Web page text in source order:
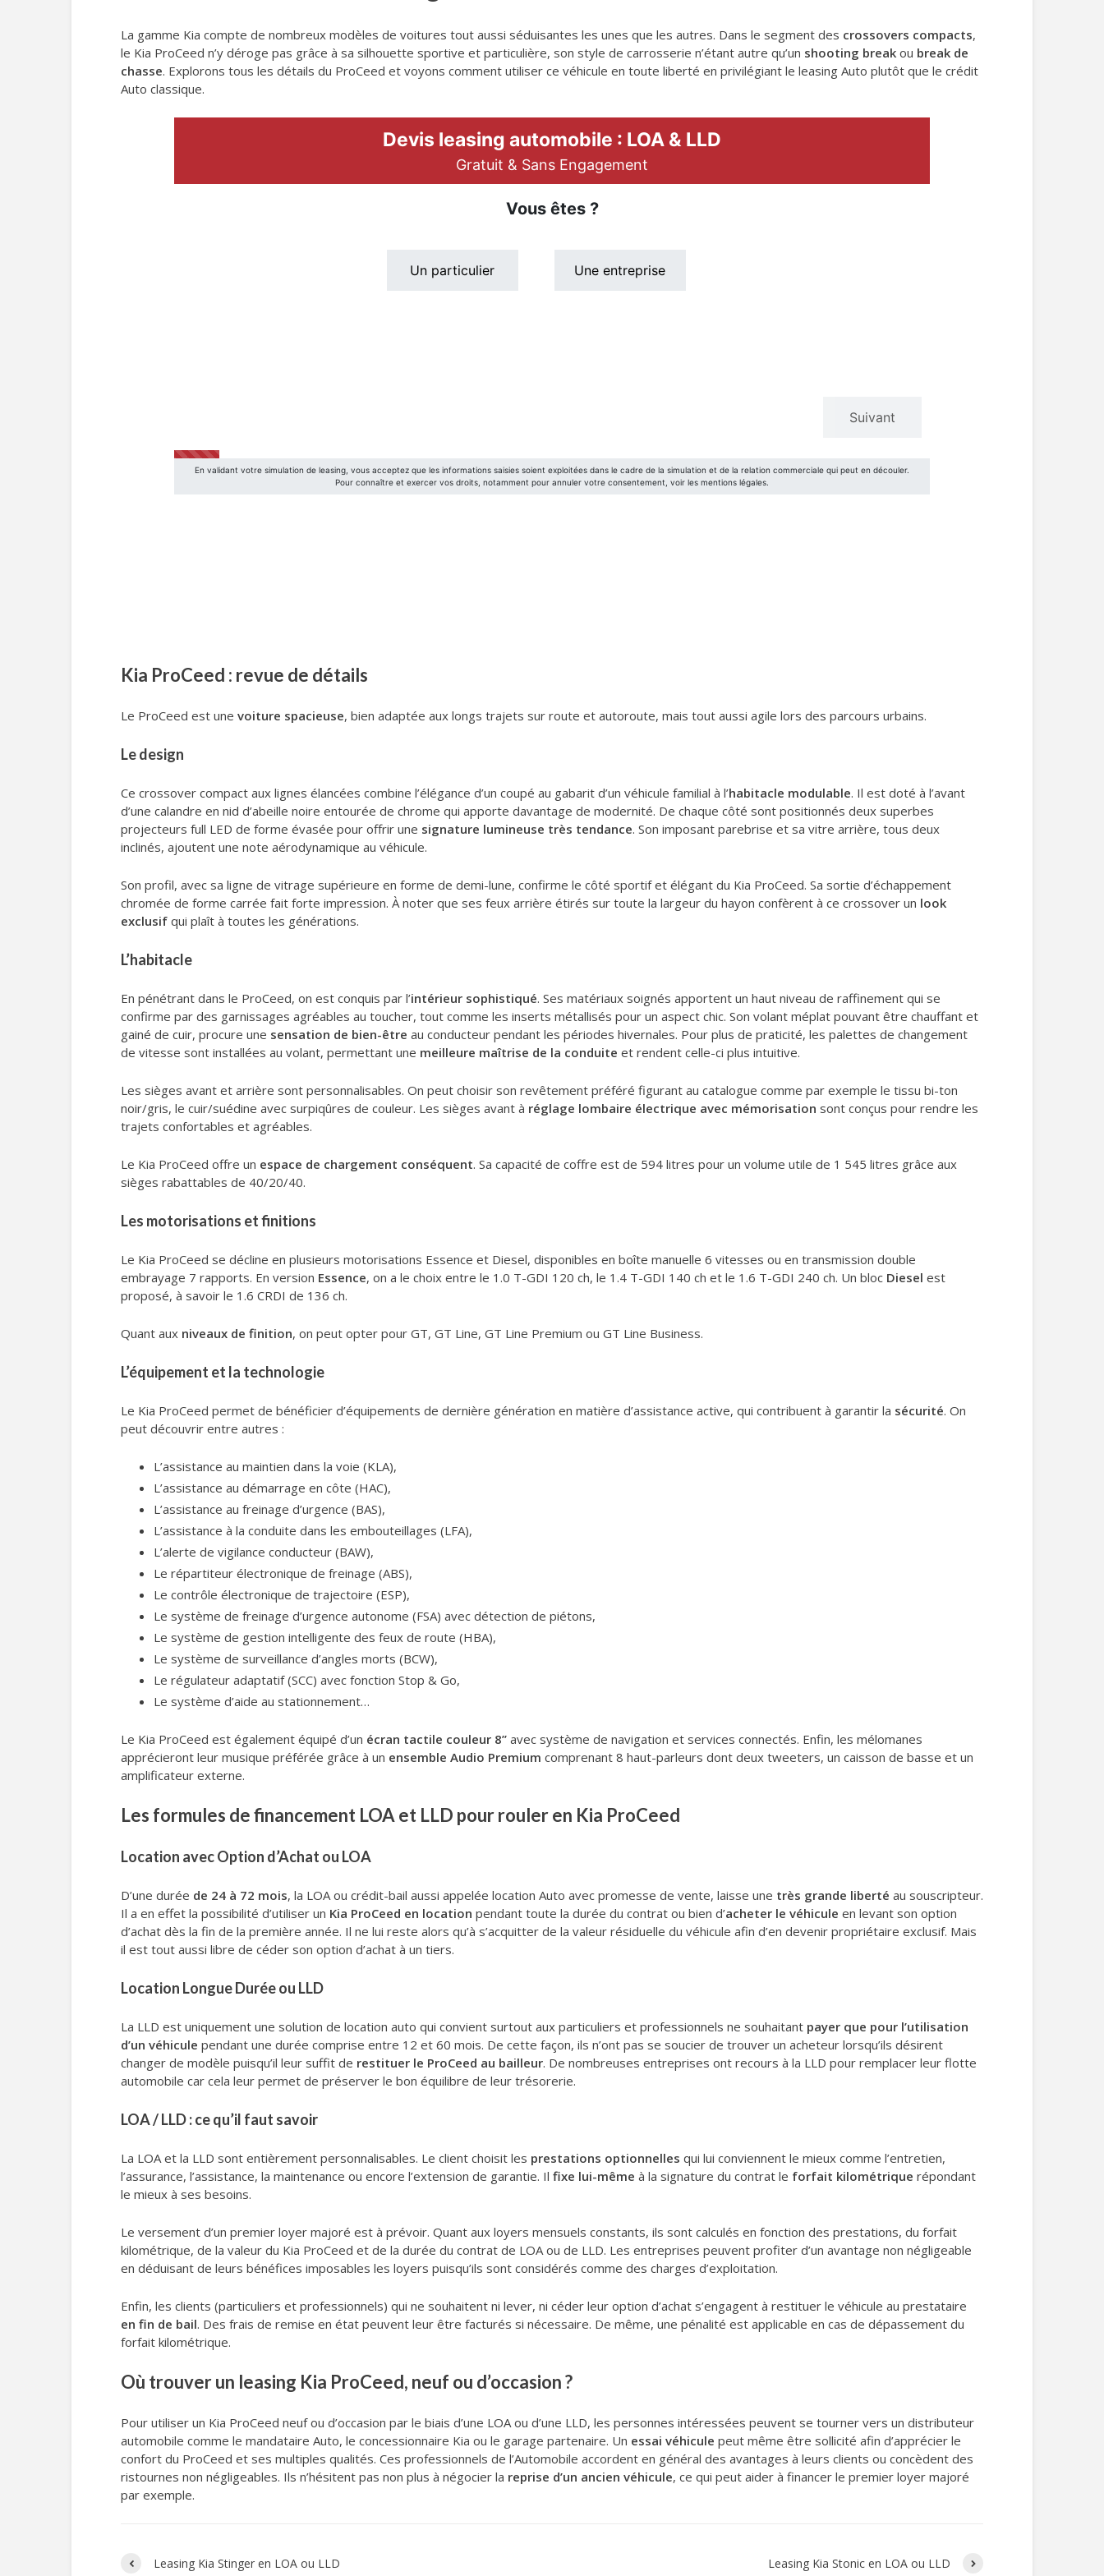
La gamme Kia compte de nombreux modèles de voitures tout aussi séduisantes les unes que les autres. Dans le segment des crossovers compacts,
le Kia ProCeed n’y déroge pas grâce à sa silhouette sportive et particulière, son style de carrosserie n’étant autre qu’un shooting break ou break de
chasse. Explorons tous les détails du ProCeed et voyons comment utiliser ce véhicule en toute liberté en privilégiant le leasing Auto plutôt que le crédit
Auto classique.
Kia ProCeed : revue de détails
Le ProCeed est une voiture spacieuse, bien adaptée aux longs trajets sur route et autoroute, mais tout aussi agile lors des parcours urbains.
Le design
Ce crossover compact aux lignes élancées combine l’élégance d’un coupé au gabarit d’un véhicule familial à l’habitacle modulable. Il est doté à l’avant
d’une calandre en nid d’abeille noire entourée de chrome qui apporte davantage de modernité. De chaque côté sont positionnés deux superbes
projecteurs full LED de forme évasée pour offrir une signature lumineuse très tendance. Son imposant parebrise et sa vitre arrière, tous deux
inclinés, ajoutent une note aérodynamique au véhicule.
Son profil, avec sa ligne de vitrage supérieure en forme de demi-lune, confirme le côté sportif et élégant du Kia ProCeed. Sa sortie d’échappement
chromée de forme carrée fait forte impression. À noter que ses feux arrière étirés sur toute la largeur du hayon confèrent à ce crossover un look
exclusif qui plaît à toutes les générations.
L’habitacle
En pénétrant dans le ProCeed, on est conquis par l’intérieur sophistiqué. Ses matériaux soignés apportent un haut niveau de raffinement qui se
confirme par des garnissages agréables au toucher, tout comme les inserts métallisés pour un aspect chic. Son volant méplat pouvant être chauffant et
gainé de cuir, procure une sensation de bien-être au conducteur pendant les périodes hivernales. Pour plus de praticité, les palettes de changement
de vitesse sont installées au volant, permettant une meilleure maîtrise de la conduite et rendent celle-ci plus intuitive.
Les sièges avant et arrière sont personnalisables. On peut choisir son revêtement préféré figurant au catalogue comme par exemple le tissu bi-ton
noir/gris, le cuir/suédine avec surpiqûres de couleur. Les sièges avant à réglage lombaire électrique avec mémorisation sont conçus pour rendre les
trajets confortables et agréables.
Le Kia ProCeed offre un espace de chargement conséquent. Sa capacité de coffre est de 594 litres pour un volume utile de 1 545 litres grâce aux
sièges rabattables de 40/20/40.
Les motorisations et finitions
Le Kia ProCeed se décline en plusieurs motorisations Essence et Diesel, disponibles en boîte manuelle 6 vitesses ou en transmission double
embrayage 7 rapports. En version Essence, on a le choix entre le 1.0 T-GDI 120 ch, le 1.4 T-GDI 140 ch et le 1.6 T-GDI 240 ch. Un bloc Diesel est
proposé, à savoir le 1.6 CRDI de 136 ch.
Quant aux niveaux de finition, on peut opter pour GT, GT Line, GT Line Premium ou GT Line Business.
L’équipement et la technologie
Le Kia ProCeed permet de bénéficier d’équipements de dernière génération en matière d’assistance active, qui contribuent à garantir la sécurité. On
peut découvrir entre autres :
L’assistance au maintien dans la voie (KLA),
L’assistance au démarrage en côte (HAC),
L’assistance au freinage d’urgence (BAS),
L’assistance à la conduite dans les embouteillages (LFA),
L’alerte de vigilance conducteur (BAW),
Le répartiteur électronique de freinage (ABS),
Le contrôle électronique de trajectoire (ESP),
Le système de freinage d’urgence autonome (FSA) avec détection de piétons,
Le système de gestion intelligente des feux de route (HBA),
Le système de surveillance d’angles morts (BCW),
Le régulateur adaptatif (SCC) avec fonction Stop & Go,
Le système d’aide au stationnement…
Le Kia ProCeed est également équipé d’un écran tactile couleur 8’’ avec système de navigation et services connectés. Enfin, les mélomanes
apprécieront leur musique préférée grâce à un ensemble Audio Premium comprenant 8 haut-parleurs dont deux tweeters, un caisson de basse et un
amplificateur externe.
Les formules de financement LOA et LLD pour rouler en Kia ProCeed
Location avec Option d’Achat ou LOA
D’une durée de 24 à 72 mois, la LOA ou crédit-bail aussi appelée location Auto avec promesse de vente, laisse une très grande liberté au souscripteur.
Il a en effet la possibilité d’utiliser un Kia ProCeed en location pendant toute la durée du contrat ou bien d’acheter le véhicule en levant son option
d’achat dès la fin de la première année. Il ne lui reste alors qu’à s’acquitter de la valeur résiduelle du véhicule afin d’en devenir propriétaire exclusif. Mais
il est tout aussi libre de céder son option d’achat à un tiers.
Location Longue Durée ou LLD
La LLD est uniquement une solution de location auto qui convient surtout aux particuliers et professionnels ne souhaitant payer que pour l’utilisation
d’un véhicule pendant une durée comprise entre 12 et 60 mois. De cette façon, ils n’ont pas se soucier de trouver un acheteur lorsqu’ils désirent
changer de modèle puisqu’il leur suffit de restituer le ProCeed au bailleur. De nombreuses entreprises ont recours à la LLD pour remplacer leur flotte
automobile car cela leur permet de préserver le bon équilibre de leur trésorerie.
LOA / LLD : ce qu’il faut savoir
La LOA et la LLD sont entièrement personnalisables. Le client choisit les prestations optionnelles qui lui conviennent le mieux comme l’entretien,
l’assurance, l’assistance, la maintenance ou encore l’extension de garantie. Il fixe lui-même à la signature du contrat le forfait kilométrique répondant
le mieux à ses besoins.
Le versement d’un premier loyer majoré est à prévoir. Quant aux loyers mensuels constants, ils sont calculés en fonction des prestations, du forfait
kilométrique, de la valeur du Kia ProCeed et de la durée du contrat de LOA ou de LLD. Les entreprises peuvent profiter d’un avantage non négligeable
en déduisant de leurs bénéfices imposables les loyers puisqu’ils sont considérés comme des charges d’exploitation.
Enfin, les clients (particuliers et professionnels) qui ne souhaitent ni lever, ni céder leur option d’achat s’engagent à restituer le véhicule au prestataire
en fin de bail. Des frais de remise en état peuvent leur être facturés si nécessaire. De même, une pénalité est applicable en cas de dépassement du
forfait kilométrique.
Où trouver un leasing Kia ProCeed, neuf ou d’occasion ?
Pour utiliser un Kia ProCeed neuf ou d’occasion par le biais d’une LOA ou d’une LLD, les personnes intéressées peuvent se tourner vers un distributeur
automobile comme le mandataire Auto, le concessionnaire Kia ou le garage partenaire. Un essai véhicule peut même être sollicité afin d’apprécier le
confort du ProCeed et ses multiples qualités. Ces professionnels de l’Automobile accordent en général des avantages à leurs clients ou concèdent des
ristournes non négligeables. Ils n’hésitent pas non plus à négocier la reprise d’un ancien véhicule, ce qui peut aider à financer le premier loyer majoré
par exemple.
Leasing Kia Stinger en LOA ou LLD Leasing Kia Stonic en LOA ou LLD